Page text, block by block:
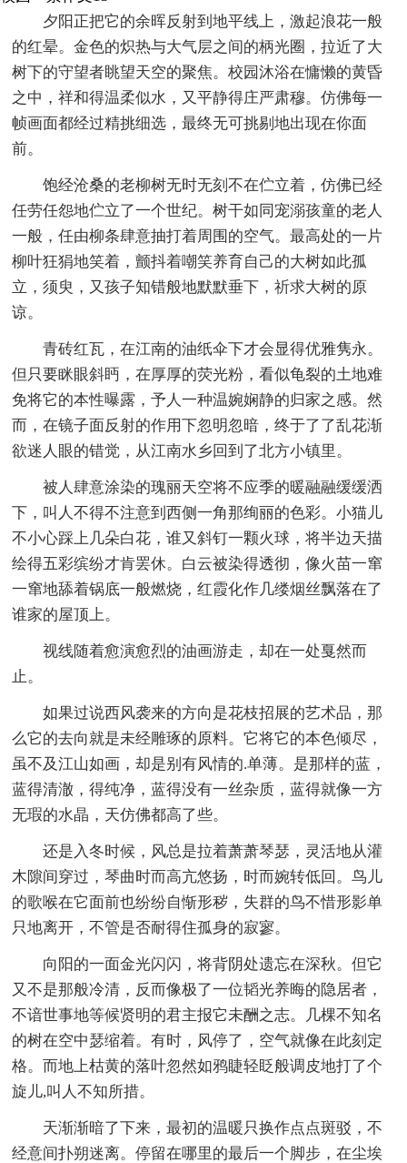
夕阳正把它的余晖反射到地平线上，激起浪花一般
的红晕。金色的炽热与大气层之间的柄光圈，拉近了大
树下的守望者眺望天空的聚焦。校园沐浴在慵懒的黄昏
之中，祥和得温柔似水，又平静得庄严肃穆。仿佛每一
帧画面都经过精挑细选，最终无可挑剔地出现在你面
前。
饱经沧桑的老柳树无时无刻不在伫立着，仿佛已经
任劳任怨地伫立了一个世纪。树干如同宠溺孩童的老人
一般，任由柳条肆意抽打着周围的空气。最高处的一片
柳叶狂狷地笑着，颤抖着嘲笑养育自己的大树如此孤
立，须臾，又孩子知错般地默默垂下，祈求大树的原
谅。
青砖红瓦，在江南的油纸伞下才会显得优雅隽永。
但只要眯眼斜眄，在厚厚的荧光粉，看似龟裂的土地难
免将它的本性曝露，予人一种温婉娴静的归家之感。然
而，在镜子面反射的作用下忽明忽暗，终于了了乱花渐
欲迷人眼的错觉，从江南水乡回到了北方小镇里。
被人肆意涂染的瑰丽天空将不应季的暖融融缓缓洒
下，叫人不得不注意到西侧一角那绚丽的色彩。小猫儿
不小心踩上几朵白花，谁又斜钉一颗火球，将半边天描
绘得五彩缤纷才肯罢休。白云被染得透彻，像火苗一窜
一窜地舔着锅底一般燃烧，红霞化作几缕烟丝飘落在了
谁家的屋顶上。
视线随着愈演愈烈的油画游走，却在一处戛然而
止。
如果过说西风袭来的方向是花枝招展的艺术品，那
么它的去向就是未经雕琢的原料。它将它的本色倾尽，
虽不及江山如画，却是别有风情的.单薄。是那样的蓝，
蓝得清澈，得纯净，蓝得没有一丝杂质，蓝得就像一方
无瑕的水晶，天仿佛都高了些。
还是入冬时候，风总是拉着萧萧琴瑟，灵活地从灌
木隙间穿过，琴曲时而高亢悠扬，时而婉转低回。鸟儿
的歌喉在它面前也纷纷自惭形秽，失群的鸟不惜形影单
只地离开，不管是否耐得住孤身的寂寥。
向阳的一面金光闪闪，将背阴处遗忘在深秋。但它
又不是那般冷清，反而像极了一位韬光养晦的隐居者，
不谙世事地等候贤明的君主报它未酬之志。几棵不知名
的树在空中瑟缩着。有时，风停了，空气就像在此刻定
格。而地上枯黄的落叶忽然如鸦睫轻眨般调皮地打了个
旋儿,叫人不知所措。
天渐渐暗了下来，最初的温暖只换作点点斑驳，不
经意间扑朔迷离。停留在哪里的最后一个脚步，在尘埃